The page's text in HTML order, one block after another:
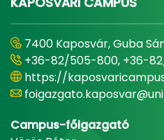
7400 Kaposvár, Guba
+36-82/505-800, +36-
https://
Campus-főigazgató